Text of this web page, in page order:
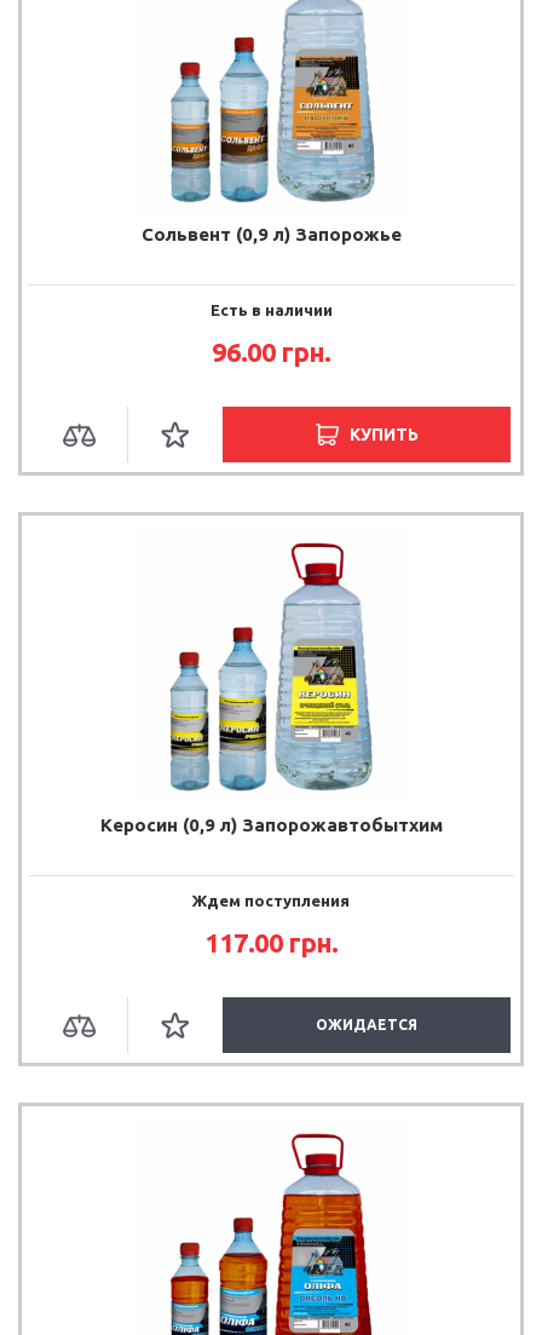
Сольвент (0,9 л) Запорожье
Есть в наличии
96.00 грн.
КУПИТЬ
Керосин (0,9 л) Запорожавтобытхим
Ждем поступления
117.00 грн.
ОЖИДАЕТСЯ